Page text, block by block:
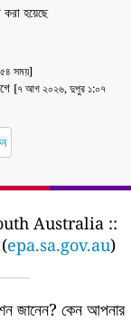
হয়েছে
সময়]
[৭ আগ ২০২৬, দুপুর ১:০৭
Australia ::
epa.sa.gov.au)
জানেন? কেন আপনার